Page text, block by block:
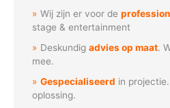
Wij zijn er voor de
stage & entertainment
Deskundigadvies op maat.
mee.
Gespecialiseerd in
oplossing.